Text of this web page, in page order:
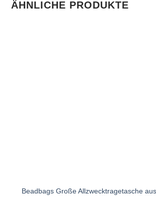
ÄHNLICHE PRODUKTE
Beadbags Große Allzwecktragetasche aus